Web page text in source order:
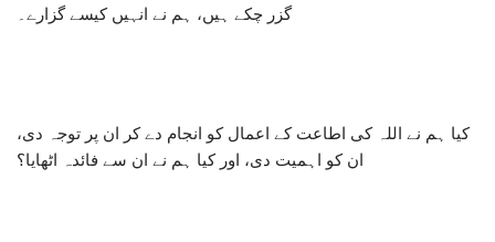
گزر چکے ہیں، ہم نے انہیں کیسے گزارے۔
کیا ہم نے اللہ کی اطاعت کے اعمال کو انجام دے کر ان پر توجہ دی،
ان کو اہمیت دی، اور کیا ہم نے ان سے فائدہ اٹھایا؟